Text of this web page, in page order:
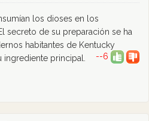
los dioses en los
secreto de su preparación se ha
habitantes de Kentucky
principal.
--6